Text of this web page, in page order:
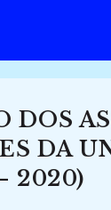
DOS
DA
2020)